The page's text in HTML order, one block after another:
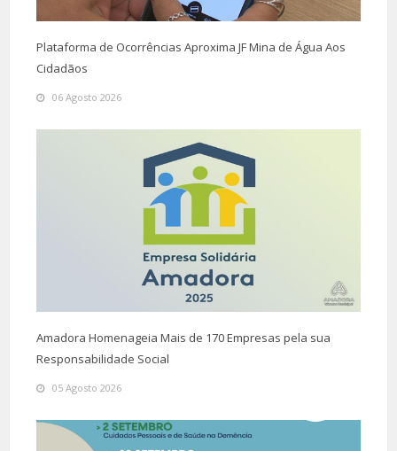
Plataforma de Ocorrências Aproxima JF Mina de Água Aos
Cidadãos
06 Agosto 2026
Amadora Homenageia Mais de 170 Empresas pela sua
Responsabilidade Social
05 Agosto 2026